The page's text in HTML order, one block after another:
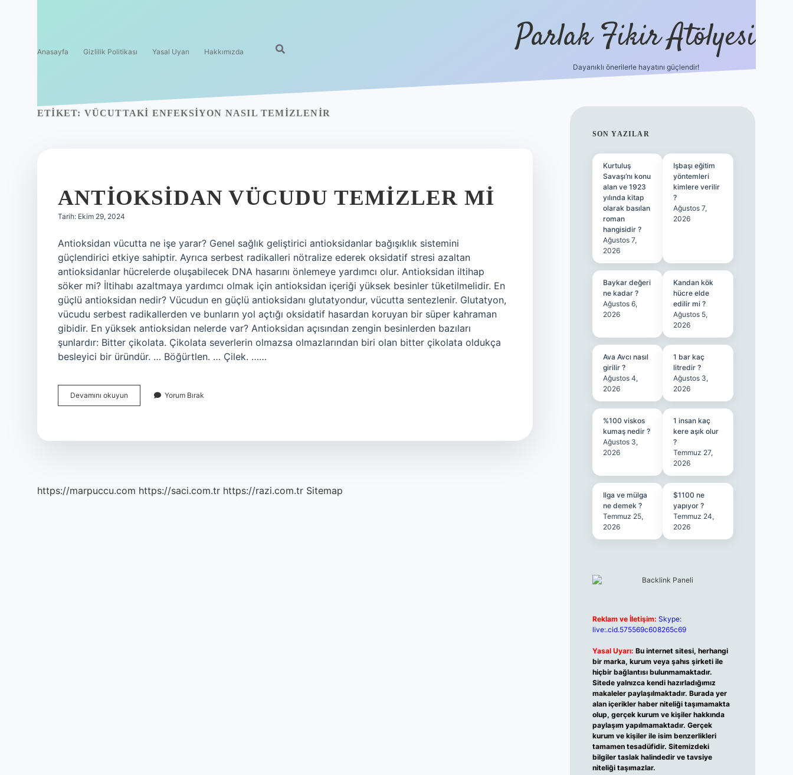
Anasayfa Gizlilik Politikası Yasal Uyarı Hakkımızda Parlak Fikir Atölyesi
Dayanıklı önerilerle hayatını güçlendir!
ETIKET: VÜCUTTAKI ENFEKSIYON NASIL TEMIZLENIR
ANTIOKSIDAN VÜCUDU TEMIZLER MI
Tarih: Ekim 29, 2024
Antioksidan vücutta ne işe yarar? Genel sağlık geliştirici antioksidanlar bağışıklık sistemini
güçlendirici etkiye sahiptir. Ayrıca serbest radikalleri nötralize ederek oksidatif stresi azaltan
antioksidanlar hücrelerde oluşabilecek DNA hasarını önlemeye yardımcı olur. Antioksidan iltihap
söker mi? İltihabı azaltmaya yardımcı olmak için antioksidan içeriği yüksek besinler tüketilmelidir. En
güçlü antioksidan nedir? Vücudun en güçlü antioksidanı glutatyondur, vücutta sentezlenir. Glutatyon,
vücudu serbest radikallerden ve bunların yol açtığı oksidatif hasardan koruyan bir süper kahraman
gibidir. En yüksek antioksidan nelerde var? Antioksidan açısından zengin besinlerden bazıları
şunlardır: Bitter çikolata. Çikolata severlerin olmazsa olmazlarından biri olan bitter çikolata oldukça
besleyici bir üründür. … Böğürtlen. … Çilek. ……
Devamını okuyun Antioksidan
Vücudu
Yorum Bırak
https://marpuccu.com https://saci.com.tr https://razi.com.tr Sitemap
SIDEBAR
SON YAZILAR
Kurtuluş
Savaşı’nı konu
alan ve 1923
yılında kitap
olarak basılan
roman
hangisidir ?
Ağustos 7,
2026
Işbaşı eğitim
yöntemleri
kimlere verilir
?
Ağustos 7,
2026
Baykar değeri
ne kadar ?
Ağustos 6,
2026
Kandan kök
hücre elde
edilir mi ?
Ağustos 5,
2026
Ava Avcı nasıl
girilir ?
Ağustos 4,
2026
1 bar kaç
litredir ?
Ağustos 3,
2026
%100 viskos
kumaş nedir ?
Ağustos 3,
2026
1 insan kaç
kere aşık olur
?
Temmuz 27,
2026
Ilga ve mülga
ne demek ?
Temmuz 25,
2026
$1100 ne
yapıyor ?
Temmuz 24,
2026
Reklam ve İletişim: Skype:
live:.cid.575569c608265c69
Yasal Uyarı: Bu internet sitesi, herhangi
bir marka, kurum veya şahıs şirketi ile
hiçbir bağlantısı bulunmamaktadır.
Sitede yalnızca kendi hazırladığımız
makaleler paylaşılmaktadır. Burada yer
alan içerikler haber niteliği taşımamakta
olup, gerçek kurum ve kişiler hakkında
paylaşım yapılmamaktadır. Gerçek
kurum ve kişiler ile isim benzerlikleri
tamamen tesadüfidir. Sitemizdeki
bilgiler taslak halindedir ve tavsiye
niteliği taşımazlar.
ilbet casino